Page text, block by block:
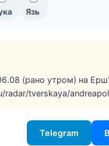
Язь
(рано утром) на
radar/tverskaya/
Telegram